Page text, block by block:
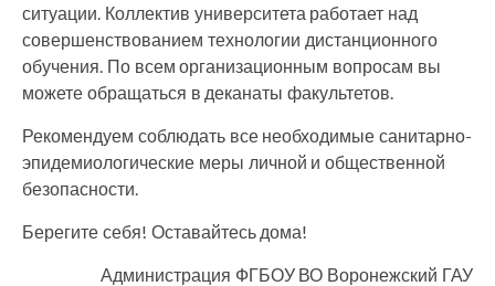
ситуации. Коллектив университета работает над
совершенствованием технологии дистанционного
обучения. По всем организационным вопросам вы
можете обращаться в деканаты факультетов.
Рекомендуем соблюдать все необходимые санитарно-
эпидемиологические меры личной и общественной
безопасности.
Берегите себя! Оставайтесь дома!
Администрация ФГБОУ ВО Воронежский ГАУ